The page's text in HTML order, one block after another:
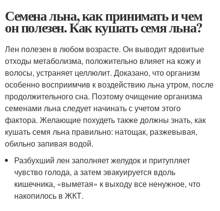
Семена льна, как принимать и чем
он полезен. Как кушать семя льна?
Лен полезен в любом возрасте. Он выводит ядовитые
отходы метаболизма, положительно влияет на кожу и
волосы, устраняет целлюлит. Доказано, что организм
особенно восприимчив к воздействию льна утром, после
продолжительного сна. Поэтому очищение организма
семенами льна следует начинать с учетом этого
фактора. Желающие похудеть также должны знать, как
кушать семя льна правильно: натощак, разжевывая,
обильно запивая водой.
Разбухший лен заполняет желудок и притупляет
чувство голода, а затем эвакуируется вдоль
кишечника, «выметая» к выходу все ненужное, что
накопилось в ЖКТ.